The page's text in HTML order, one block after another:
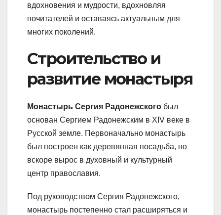
вдохновения и мудрости, вдохновляя
почитателей и оставаясь актуальным для
многих поколений.
Строительство и
развитие монастыря
Монастырь Сергия Радонежского был
основан Сергием Радонежским в XIV веке в
Русской земле. Первоначально монастырь
был построен как деревянная посадьба, но
вскоре вырос в духовный и культурный
центр православия.
Под руководством Сергия Радонежского,
монастырь постепенно стал расширяться и